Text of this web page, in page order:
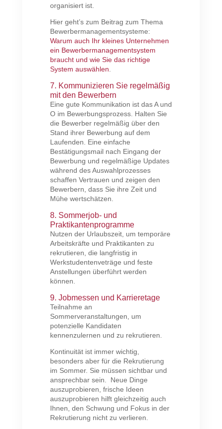
organisiert ist.
Hier geht’s zum Beitrag zum Thema
Bewerbermanagementsysteme:
Warum auch Ihr kleines Unternehmen
ein Bewerbermanagementsystem
braucht und wie Sie das richtige
System auswählen
7. Kommunizieren Sie regelmäßig
mit den Bewerbern
Eine gute Kommunikation ist das A und
O im Bewerbungsprozess. Halten Sie
die Bewerber regelmäßig über den
Stand ihrer Bewerbung auf dem
Laufenden. Eine einfache
Bestätigungsmail nach Eingang der
Bewerbung und regelmäßige Updates
während des Auswahlprozesses
schaffen Vertrauen und zeigen den
Bewerbern, dass Sie ihre Zeit und
Mühe wertschätzen.
8. Sommerjob- und
Praktikantenprogramme
Nutzen der Urlaubszeit, um temporäre
Arbeitskräfte und Praktikanten zu
rekrutieren, die langfristig in
Werkstudentenveträge und feste
Anstellungen überführt werden
können.
9. Jobmessen und Karrieretage
Teilnahme an
Sommerveranstaltungen, um
potenzielle Kandidaten
kennenzulernen und zu rekrutieren.
Kontinuität ist immer wichtig,
besonders aber für die Rekrutierung
im Sommer. Sie müssen sichtbar und
ansprechbar sein. Neue Dinge
auszuprobieren, frische Ideen
auszuprobieren hilft gleichzeitig auch
Ihnen, den Schwung und Fokus in der
Rekrutierung nicht zu verlieren.